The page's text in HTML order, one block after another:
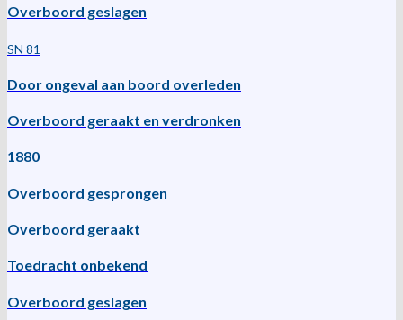
Overboord geslagen
SN 81
Door ongeval aan boord overleden
Overboord geraakt en verdronken
1880
Overboord gesprongen
Overboord geraakt
Toedracht onbekend
Overboord geslagen